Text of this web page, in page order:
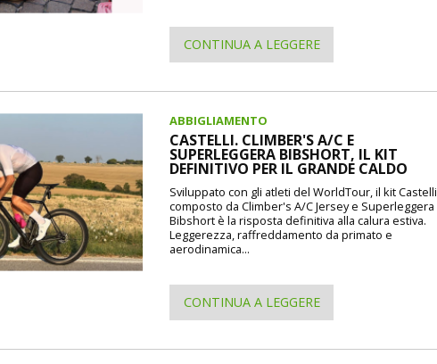
CONTINUA A LEGGERE
ABBIGLIAMENTO
CASTELLI. CLIMBER'S A/C E
SUPERLEGGERA BIBSHORT, IL KIT
DEFINITIVO PER IL GRANDE CALDO
Sviluppato con gli atleti del WorldTour, il kit Castelli
composto da Climber's A/C Jersey e Superleggera
Bibshort è la risposta definitiva alla calura estiva.
Leggerezza, raffreddamento da primato e
aerodinamica...
CONTINUA A LEGGERE